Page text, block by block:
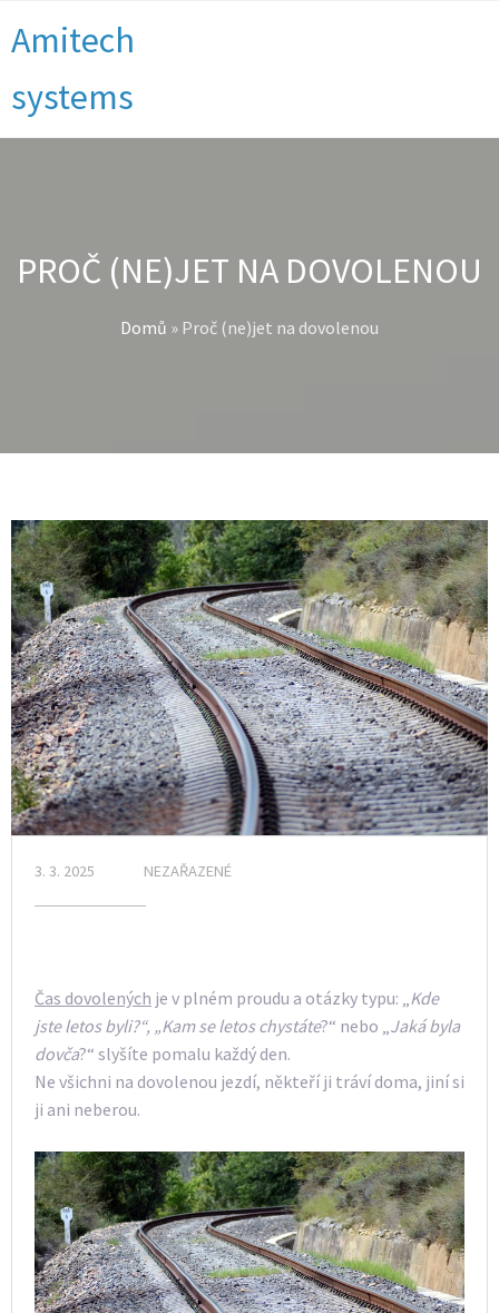
Amitech
systems
PROČ (NE)JET NA DOVOLENOU
Domů » Proč (ne)jet na dovolenou
3. 3. 2025 NEZAŘAZENÉ
Čas dovolených je v plném proudu a otázky typu: „ Kde
jste letos byli?“, „Kam se letos chystáte?“ nebo „ Jaká byla
dovča?“ slyšíte pomalu každý den.
Ne všichni na dovolenou jezdí, někteří ji tráví doma, jiní si
ji ani neberou.